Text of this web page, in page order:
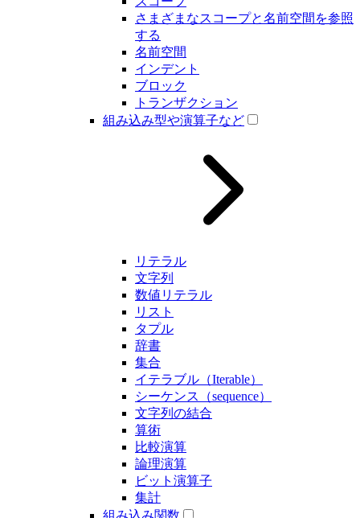
さまざまなスコープと名前空間を参照
する
名前空間
インデント
ブロック
トランザクション
組み込み型や演算子など
リテラル
文字列
数値リテラル
リスト
タプル
辞書
集合
イテラブル（Iterable）
シーケンス（sequence）
文字列の結合
算術
比較演算
論理演算
ビット演算子
集計
組み込み関数